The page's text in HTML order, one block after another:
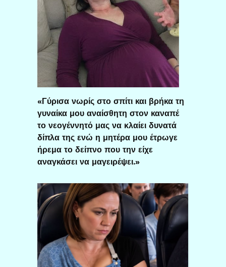
«Γύρισα νωρίς στο σπίτι και βρήκα τη
γυναίκα μου αναίσθητη στον καναπέ
το νεογέννητό μας να κλαίει δυνατά
δίπλα της ενώ η μητέρα μου έτρωγε
ήρεμα το δείπνο που την είχε
αναγκάσει να μαγειρέψει.»